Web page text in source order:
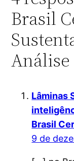
Brasil
Análise
Lâminas
Brasil
9 de